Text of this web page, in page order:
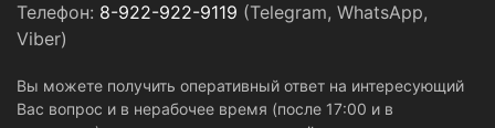
Телефон: 8-922-922-9119 (Telegram, WhatsApp,
Viber)
Вы можете получить оперативный ответ на интересующий
Вас вопрос и в нерабочее время (после 17:00 и в